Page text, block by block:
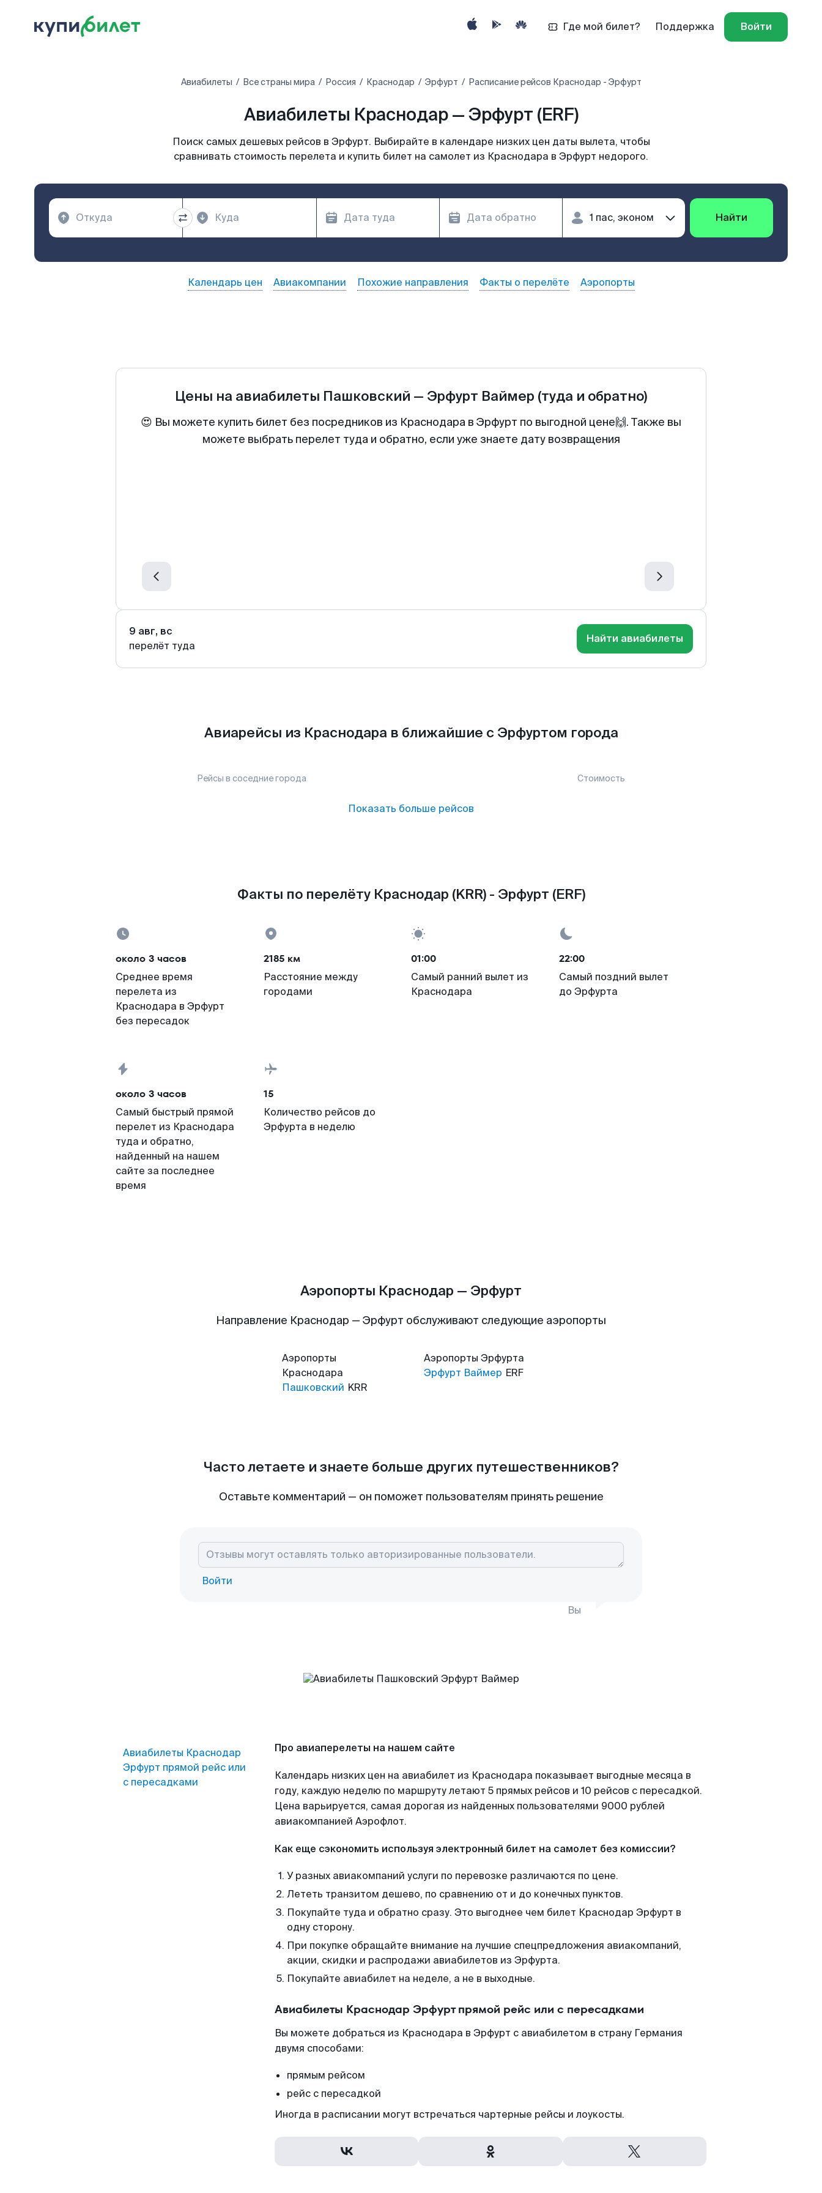
Где мой билет? Поддержка Войти
Авиабилеты Все страны мира Россия Краснодар Эрфурт Расписание рейсов Краснодар - Эрфурт
Авиабилеты Краснодар — Эрфурт (ERF)
Поиск самых дешевых рейсов в Эрфурт. Выбирайте в календаре низких цен даты вылета, чтобы
сравнивать стоимость перелета и купить билет на самолет из Краснодара в Эрфурт недорого.
Найти
Календарь цен Авиакомпании Похожие направления Факты о перелёте Аэропорты
Цены на авиабилеты Пашковский — Эрфурт Ваймер (туда и обратно)
😍 Вы можете купить билет без посредников из Краснодара в Эрфурт по выгодной цене🙌. Также вы
можете выбрать перелет туда и обратно, если уже знаете дату возвращения
9 авг, вс
перелёт туда
Найти авиабилеты
Авиарейсы из Краснодара в ближайшие с Эрфуртом города
Рейсы в соседние города Стоимость
Показать больше рейсов
Факты по перелёту Краснодар (KRR) - Эрфурт (ERF)
около 3 часов
Среднее время
перелета из
Краснодара в Эрфурт
без пересадок
2185 км
Расстояние между
городами
01:00
Самый ранний вылет из
Краснодара
22:00
Самый поздний вылет
до Эрфурта
около 3 часов
Самый быстрый прямой
перелет из Краснодара
туда и обратно,
найденный на нашем
сайте за последнее
время
15
Количество рейсов до
Эрфурта в неделю
Аэропорты Краснодар — Эрфурт
Направление Краснодар — Эрфурт обслуживают следующие аэропорты
Аэропорты
Краснодара
Пашковский KRR
Аэропорты Эрфурта
Эрфурт Ваймер ERF
Часто летаете и знаете больше других путешественников?
Оставьте комментарий — он поможет пользователям принять решение
Войти
Вы
Авиабилеты Краснодар
Эрфурт прямой рейс или
с пересадками
Про авиаперелеты на нашем сайте
Календарь низких цен на авиабилет из Краснодара показывает выгодные месяца в
году, каждую неделю по маршруту летают 5 прямых рейсов и 10 рейсов с пересадкой.
Цена варьируется, самая дорогая из найденных пользователями 9000 рублей
авиакомпанией Аэрофлот.
Как еще сэкономить используя электронный билет на самолет без комиссии?
У разных авиакомпаний услуги по перевозке различаются по цене.
Лететь транзитом дешево, по сравнению от и до конечных пунктов.
Покупайте туда и обратно сразу. Это выгоднее чем билет Краснодар Эрфурт в
одну сторону.
При покупке обращайте внимание на лучшие спецпредложения авиакомпаний,
акции, скидки и распродажи авиабилетов из Эрфурта.
Покупайте авиабилет на неделе, а не в выходные.
Авиабилеты Краснодар Эрфурт прямой рейс или с пересадками
Вы можете добраться из Краснодара в Эрфурт с авиабилетом в страну Германия
двумя способами:
прямым рейсом
рейс с пересадкой
Иногда в расписании могут встречаться чартерные рейсы и лоукосты.